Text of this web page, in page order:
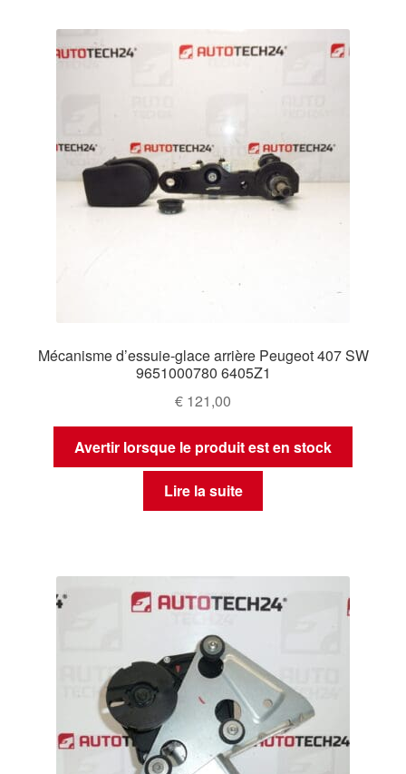
Mécanisme d’essuie-glace arrière Peugeot 407 SW
9651000780 6405Z1
€ 121,00
Avertir lorsque le produit est en stock
Lire la suite